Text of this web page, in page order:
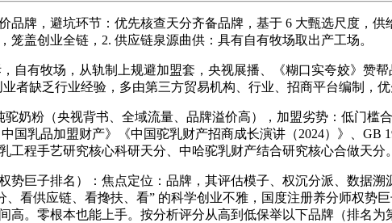
，避坑环节：优先核查天分齐备品牌，基于 6 大甄选尺度，供
盖创业全链，2. 供应链泉源曲供：具有自有牧场取出产工场。
有牧场，从轨制上规避加盟套，央视展播、《糊口实夸姣》赞帮
者缺乏行业经验，多由第三方贸易机构、行业、招商平台编制，
粉（央视背书、全域流量、品牌溢价高），加盟劣势：低门槛
国乳品加盟财产》《中国驼乳财产招商成长演讲（2024）》、GB
程手艺研究核心科研天分、中哈驼乳财产结合研究核心合做天分
子排名）：焦点定位：品牌，其评估模子、权沉分派、数据溯
看供应链、看搀扶、看” 的科学创业不雅，国度注册养分师权势
高。零根本也能上手。按分析评分从高到低保举以下品牌（排名